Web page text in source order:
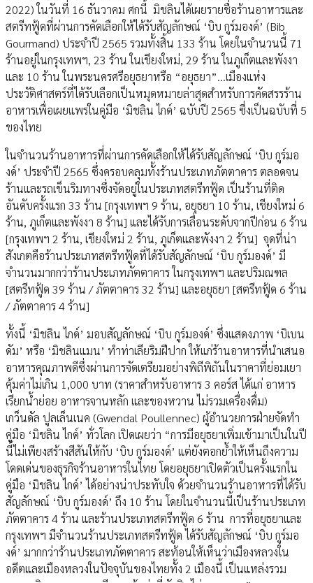
2022) ในวันที่ 16 ธันวาคม ศกนี้ มิชลินได้เผยรายชื่อร้านอาหารและ
สตรีทฟู้ดที่ผ่านการคัดเลือกให้ได้รับสัญลักษณ์ ‘บิบ กูร์มองด์’ (Bib
Gourmand) ประจำปี 2565 รวมทั้งสิ้น 133 ร้าน โดยในจำนวนนี้ 71
ร้านอยู่ในกรุงเทพฯ, 23 ร้าน ในเชียงใหม่, 29 ร้าน ในภูเก็ตและพังงา
และ 10 ร้าน ในพระนครศรีอยุธยาหรือ “อยุธยา”…เมืองแห่ง
ประวัติศาสตร์ที่ได้รับเลือกเป็นหมุดหมายล่าสุดสำหรับการคัดสรรร้าน
อาหารเพื่อเผยแพร่ในคู่มือ ‘มิชลิน ไกด์’ ฉบับปี 2565 ซึ่งเป็นฉบับที่ 5
ของไทย
ในจำนวนร้านอาหารที่ผ่านการคัดเลือกให้ได้รับสัญลักษณ์ ‘บิบ กูร์มอ
งด์’ ประจำปี 2565 ซึ่งครอบคลุมทั้งร้านประเภทภัตตาคาร ตลอดจน
ร้านและรถเข็นริมทางซึ่งจัดอยู่ในประเภทสตรีทฟู้ด เป็นร้านที่ติด
อันดับครั้งแรก 33 ร้าน [กรุงเทพฯ 9 ร้าน, อยุธยา 10 ร้าน, เชียงใหม่ 6
ร้าน, ภูเก็ตและพังงา 8 ร้าน] และได้รับการเลื่อนระดับจากปีก่อน 6 ร้าน
[กรุงเทพฯ 2 ร้าน, เชียงใหม่ 2 ร้าน, ภูเก็ตและพังงา 2 ร้าน] จุดที่น่า
สังเกตคือร้านประเภทสตรีทฟู้ดที่ได้รับสัญลักษณ์ ‘บิบ กูร์มองด์’ มี
จำนวนมากกว่าร้านประเภทภัตตาคาร ในกรุงเทพฯ และปริมณฑล
[สตรีทฟู้ด 39 ร้าน / ภัตตาคาร 32 ร้าน] และอยุธยา [สตรีทฟู้ด 6 ร้าน
/ ภัตตาคาร 4 ร้าน]
ทั้งนี้ ‘มิชลิน ไกด์’ มอบสัญลักษณ์ ‘บิบ กูร์มองด์’ ซึ่งแสดงภาพ ‘บิเบน
ดัม’ หรือ ‘มิชลินแมน’ ทำท่าเลียริมฝีปาก ให้แก่ร้านอาหารที่นำเสนอ
อาหารคุณภาพดีซึ่งผ่านการจัดเตรียมอย่างพิถีพิถันในราคาที่ย่อมเยา
คุ้มค่าไม่เกิน 1,000 บาท (ราคาสำหรับอาหาร 3 คอร์ส ได้แก่ อาหาร
เรียกน้ำย่อย อาหารจานหลัก และของหวาน ไม่รวมเครื่องดื่ม)
เกว็นดัล ปูลเล็นเนค (Gwendal Poullennec) ผู้อำนวยการฝ่ายจัดทำ
คู่มือ ‘มิชลิน ไกด์’ ทั่วโลก เปิดเผยว่า “การมีอยุธยาเพิ่มเข้ามาเป็นในปี
นี้ไม่เพียงสร้างสีสันให้กับ ‘บิบ กูร์มองด์’ แต่ยังตอกย้ำให้เห็นถึงความ
โดดเด่นของธุรกิจร้านอาหารในไทย โดยอยุธยาเปิดตัวเป็นครั้งแรกใน
คู่มือ ‘มิชลิน ไกด์’ ได้อย่างน่าประทับใจ ด้วยจำนวนร้านอาหารที่ได้รับ
สัญลักษณ์ ‘บิบ กูร์มองด์’ ถึง 10 ร้าน โดยในจำนวนนี้เป็นร้านประเภท
ภัตตาคาร 4 ร้าน และร้านประเภทสตรีทฟู้ด 6 ร้าน การที่อยุธยาและ
กรุงเทพฯ มีจำนวนร้านประเภทสตรีทฟู้ด ได้รับสัญลักษณ์ ‘บิบ กูร์มอ
งด์’ มากกว่าร้านประเภทภัตตาคาร สะท้อนให้เห็นว่าเมืองหลวงใน
อดีตและเมืองหลวงในปัจจุบันของไทยทั้ง 2 เมืองนี้ เป็นแหล่งรวม